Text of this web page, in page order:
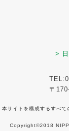
>
〒
本サイトを構成するすべ
Copyright©2018